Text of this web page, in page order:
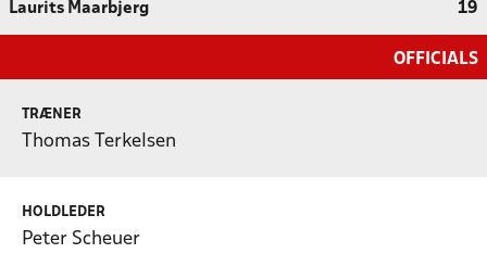
Laurits Maarbjerg 19
OFFICIALS
TRÆNER
Thomas Terkelsen
HOLDLEDER
Peter Scheuer